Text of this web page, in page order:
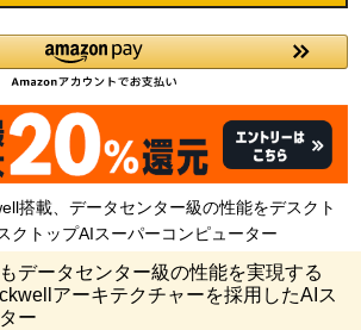
搭載、データセンター級の性能をデスクト
クトップAIスーパーコンピューター
データセンター級の性能を実現する
アーキテクチャーを採用したAIス
ー